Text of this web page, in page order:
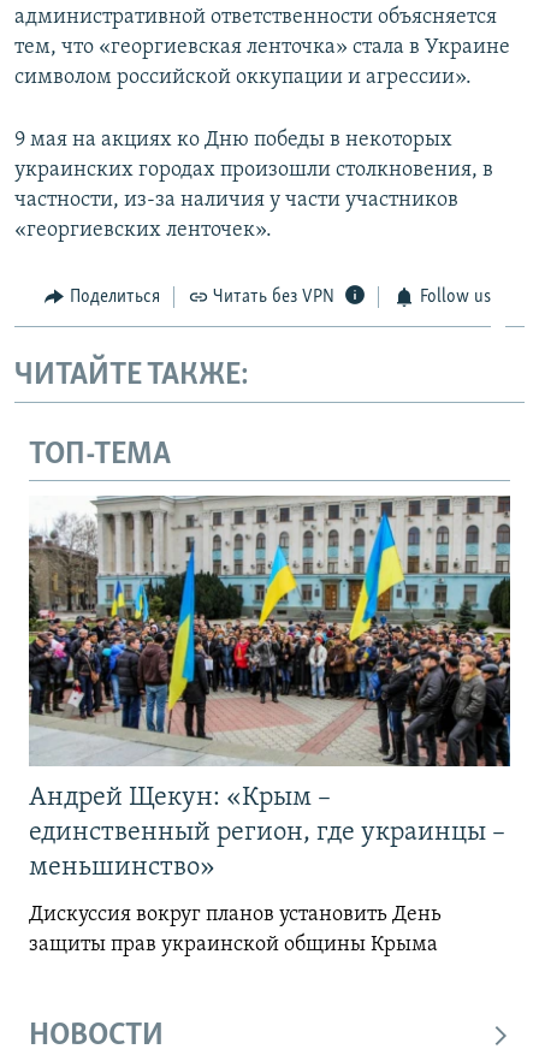
административной ответственности объясняется
тем, что «георгиевская ленточка» стала в Украине
символом российской оккупации и агрессии».
9 мая на акциях ко Дню победы в некоторых
украинских городах произошли столкновения, в
частности, из-за наличия у части участников
«георгиевских ленточек».
Поделиться Читать без VPN Follow us
ЧИТАЙТЕ ТАКЖЕ:
ТОП-ТЕМА
Андрей Щекун: «Крым –
единственный регион, где украинцы –
меньшинство»
Дискуссия вокруг планов установить День
защиты прав украинской общины Крыма
НОВОСТИ